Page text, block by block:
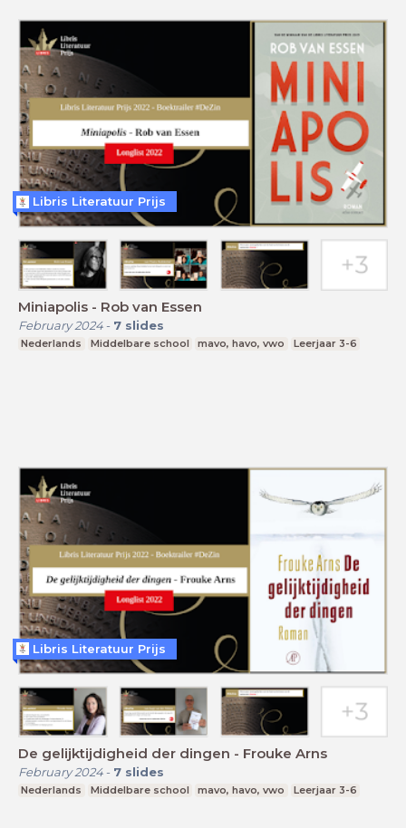
Miniapolis - Rob van Essen
February 2024- 7 slides
Nederlands Middelbare school mavo, havo, vwo Leerjaar 3-6
Libris Literatuur Prijs
De gelijktijdigheid der dingen - Frouke Arns
February 2024- 7 slides
Nederlands Middelbare school mavo, havo, vwo Leerjaar 3-6
Libris Literatuur Prijs